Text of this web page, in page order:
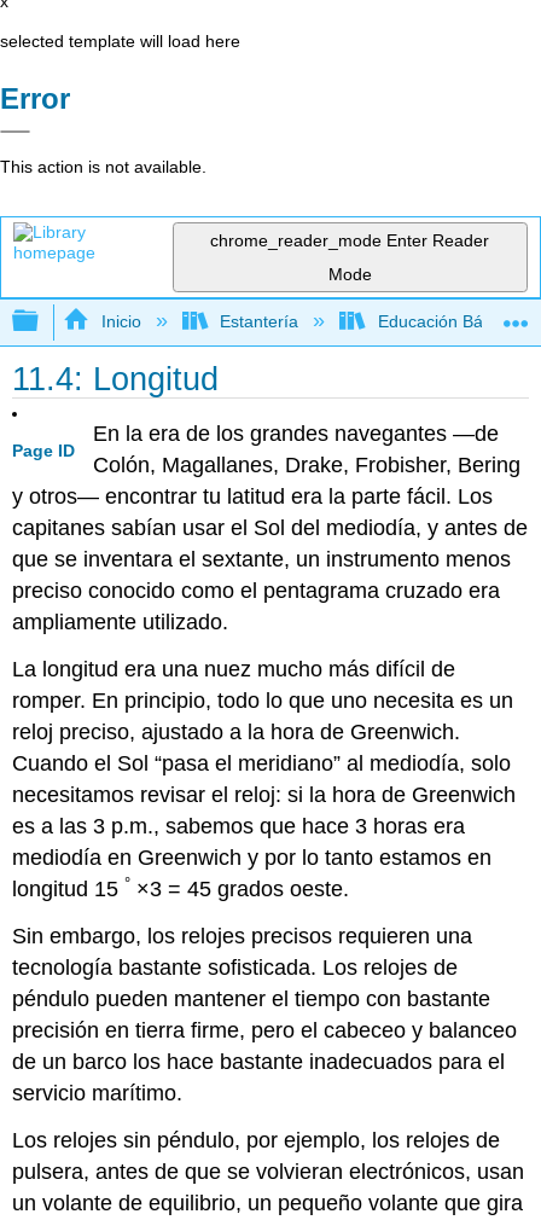
selected template will load here
Error
This action is not available.
chrome_reader_mode Enter Reader
Mode
Expandir/contraer jerarquía global
Inicio Estantería Educación Básica
11.4: Longitud
Page ID
En la era de los grandes navegantes —de
Colón, Magallanes, Drake, Frobisher, Bering
y otros— encontrar tu latitud era la parte fácil. Los
capitanes sabían usar el Sol del mediodía, y antes de
que se inventara el sextante, un instrumento menos
preciso conocido como el pentagrama cruzado era
ampliamente utilizado.
La longitud era una nuez mucho más difícil de
romper. En principio, todo lo que uno necesita es un
reloj preciso, ajustado a la hora de Greenwich.
Cuando el Sol “pasa el meridiano” al mediodía, solo
necesitamos revisar el reloj: si la hora de Greenwich
es a las 3 p.m., sabemos que hace 3 horas era
mediodía en Greenwich y por lo tanto estamos en
longitud 15 ° ×3 = 45 grados oeste.
Sin embargo, los relojes precisos requieren una
tecnología bastante sofisticada. Los relojes de
péndulo pueden mantener el tiempo con bastante
precisión en tierra firme, pero el cabeceo y balanceo
de un barco los hace bastante inadecuados para el
servicio marítimo.
Los relojes sin péndulo, por ejemplo, los relojes de
pulsera, antes de que se volvieran electrónicos, usan
un volante de equilibrio, un pequeño volante que gira